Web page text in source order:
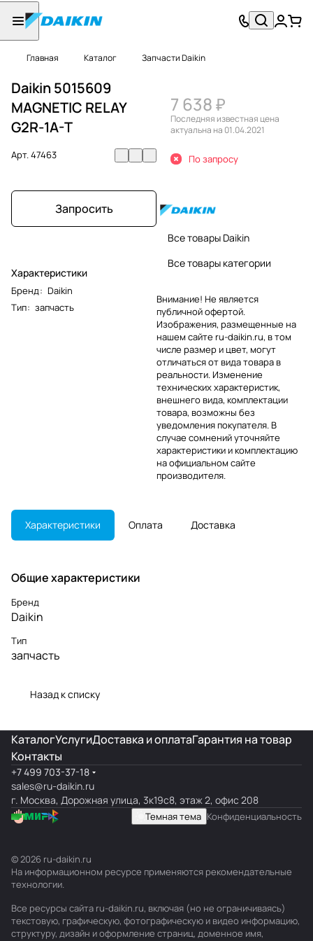
Главная Каталог Запчасти Daikin
Daikin 5015609
MAGNETIC RELAY
G2R-1A-T
Арт.47463
Запросить
Характеристики
Бренд: Daikin
Тип: запчасть
7 638 ₽
Последняя известная цена
актуальна на 01.04.2021
По запросу
Все товары Daikin
Все товары категории
Внимание! Не является
публичной офертой.
Изображения, размещенные на
нашем сайте ru-daikin.ru, в том
числе размер и цвет, могут
отличаться от вида товара в
реальности. Изменение
технических характеристик,
внешнего вида, комплектации
товара, возможны без
уведомления покупателя. В
случае сомнений уточняйте
характеристики и комплектацию
на официальном сайте
производителя.
Характеристики Оплата Доставка
Общие характеристики
Бренд
Daikin
Тип
запчасть
Назад к списку
КаталогУслугиДоставка и оплатаГарантия на товар
Контакты
+7 499 703-37-18
sales@ru-daikin.ru
г. Москва, Дорожная улица, 3к19с8, этаж 2, офис 208
Темная тема Конфиденциальность
© 2026 ru-daikin.ru
На информационном ресурсе применяются рекомендательные
технологии.
Все ресурсы сайта ru-daikin.ru, включая (но не ограничиваясь)
текстовую, графическую, фотографическую и видео информацию,
структуру, дизайн и оформление страниц, доменное имя,